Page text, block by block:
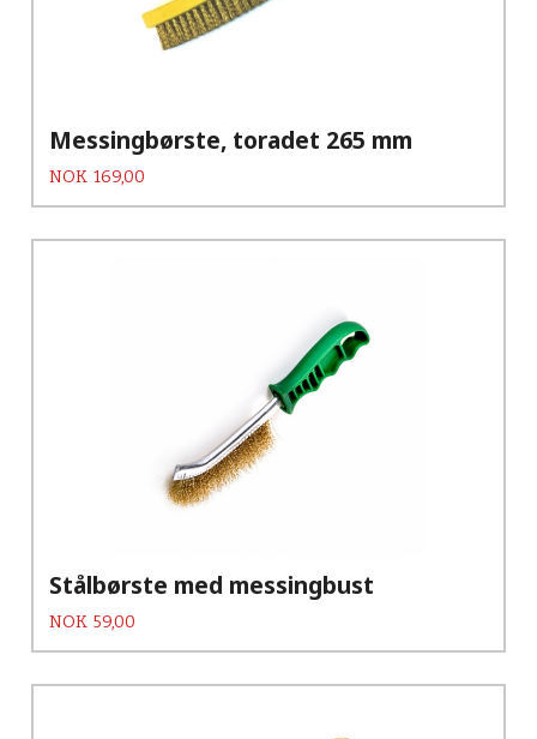
Messingbørste, toradet 265 mm
Pris
NOK 169,00
Stålbørste med messingbust
Pris
NOK 59,00